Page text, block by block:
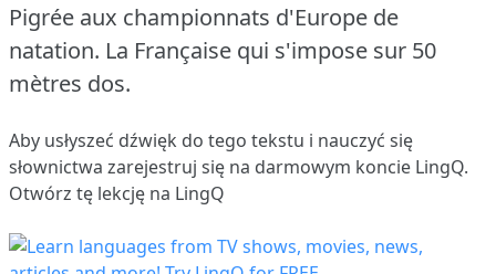
Pigrée aux championnats d'Europe de
natation. La Française qui s'impose sur 50
mètres dos.
Aby usłyszeć dźwięk do tego tekstu i nauczyć się
słownictwa zarejestruj się na darmowym koncie LingQ.
Otwórz tę lekcję na LingQ